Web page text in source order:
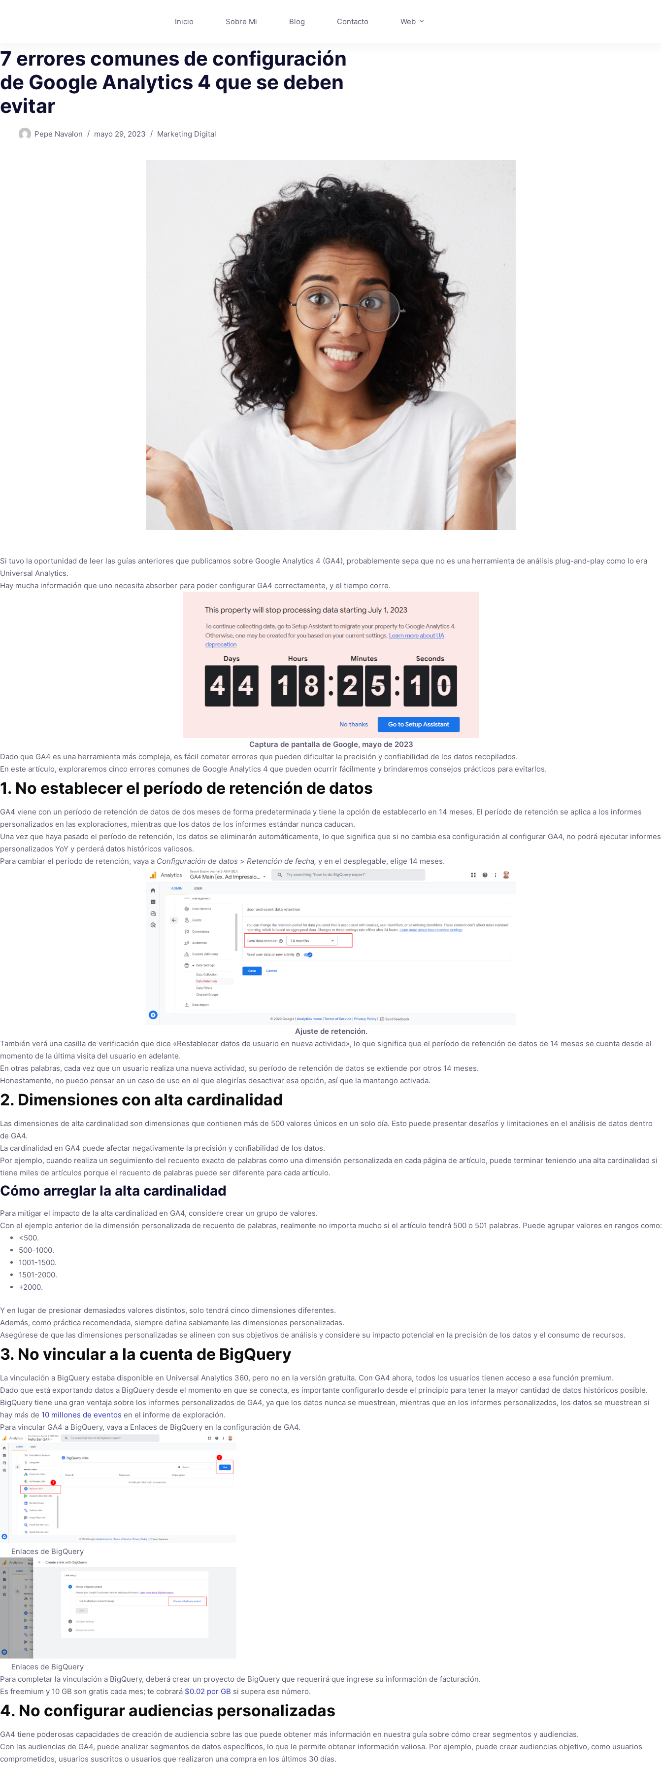
Inicio Sobre Mi Blog Contacto Web
7 errores comunes de configuración
de Google Analytics 4 que se deben
evitar
Pepe Navalon mayo 29, 2023 Marketing Digital
Si tuvo la oportunidad de leer las guías anteriores que publicamos sobre Google Analytics 4 (GA4), probablemente sepa que no es una herramienta de análisis plug-and-play como lo era
Universal Analytics.
Hay mucha información que uno necesita absorber para poder configurar GA4 correctamente, y el tiempo corre.
Captura de pantalla de Google, mayo de 2023
Dado que GA4 es una herramienta más compleja, es fácil cometer errores que pueden dificultar la precisión y confiabilidad de los datos recopilados.
En este artículo, exploraremos cinco errores comunes de Google Analytics 4 que pueden ocurrir fácilmente y brindaremos consejos prácticos para evitarlos.
1. No establecer el período de retención de datos
GA4 viene con un período de retención de datos de dos meses de forma predeterminada y tiene la opción de establecerlo en 14 meses. El período de retención se aplica a los informes
personalizados en las exploraciones, mientras que los datos de los informes estándar nunca caducan.
Una vez que haya pasado el período de retención, los datos se eliminarán automáticamente, lo que significa que si no cambia esa configuración al configurar GA4, no podrá ejecutar informes
personalizados YoY y perderá datos históricos valiosos.
Para cambiar el período de retención, vaya a Configuración de datos > Retención de fecha, y en el desplegable, elige 14 meses.
Ajuste de retención.
También verá una casilla de verificación que dice «Restablecer datos de usuario en nueva actividad», lo que significa que el período de retención de datos de 14 meses se cuenta desde el
momento de la última visita del usuario en adelante.
En otras palabras, cada vez que un usuario realiza una nueva actividad, su período de retención de datos se extiende por otros 14 meses.
Honestamente, no puedo pensar en un caso de uso en el que elegirías desactivar esa opción, así que la mantengo activada.
2. Dimensiones con alta cardinalidad
Las dimensiones de alta cardinalidad son dimensiones que contienen más de 500 valores únicos en un solo día. Esto puede presentar desafíos y limitaciones en el análisis de datos dentro
de GA4.
La cardinalidad en GA4 puede afectar negativamente la precisión y confiabilidad de los datos.
Por ejemplo, cuando realiza un seguimiento del recuento exacto de palabras como una dimensión personalizada en cada página de artículo, puede terminar teniendo una alta cardinalidad si
tiene miles de artículos porque el recuento de palabras puede ser diferente para cada artículo.
Cómo arreglar la alta cardinalidad
Para mitigar el impacto de la alta cardinalidad en GA4, considere crear un grupo de valores.
Con el ejemplo anterior de la dimensión personalizada de recuento de palabras, realmente no importa mucho si el artículo tendrá 500 o 501 palabras. Puede agrupar valores en rangos como:
<500.
500-1000.
1001-1500.
1501-2000.
+2000.
Y en lugar de presionar demasiados valores distintos, solo tendrá cinco dimensiones diferentes.
Además, como práctica recomendada, siempre defina sabiamente las dimensiones personalizadas.
Asegúrese de que las dimensiones personalizadas se alineen con sus objetivos de análisis y considere su impacto potencial en la precisión de los datos y el consumo de recursos.
3. No vincular a la cuenta de BigQuery
La vinculación a BigQuery estaba disponible en Universal Analytics 360, pero no en la versión gratuita. Con GA4 ahora, todos los usuarios tienen acceso a esa función premium.
Dado que está exportando datos a BigQuery desde el momento en que se conecta, es importante configurarlo desde el principio para tener la mayor cantidad de datos históricos posible.
BigQuery tiene una gran ventaja sobre los informes personalizados de GA4, ya que los datos nunca se muestrean, mientras que en los informes personalizados, los datos se muestrean si
hay más de 10 millones de eventos en el informe de exploración.
Para vincular GA4 a BigQuery, vaya a Enlaces de BigQuery en la configuración de GA4.
Enlaces de BigQuery
Enlaces de BigQuery
Para completar la vinculación a BigQuery, deberá crear un proyecto de BigQuery que requerirá que ingrese su información de facturación.
Es freemium y 10 GB son gratis cada mes; te cobrará $0.02 por GB si supera ese número.
4. No configurar audiencias personalizadas
GA4 tiene poderosas capacidades de creación de audiencia sobre las que puede obtener más información en nuestra guía sobre cómo crear segmentos y audiencias.
Con las audiencias de GA4, puede analizar segmentos de datos específicos, lo que le permite obtener información valiosa. Por ejemplo, puede crear audiencias objetivo, como usuarios
comprometidos, usuarios suscritos o usuarios que realizaron una compra en los últimos 30 días.